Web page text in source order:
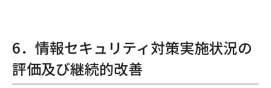
6．情報セキュリティ対策実施状況の
評価及び継続的改善